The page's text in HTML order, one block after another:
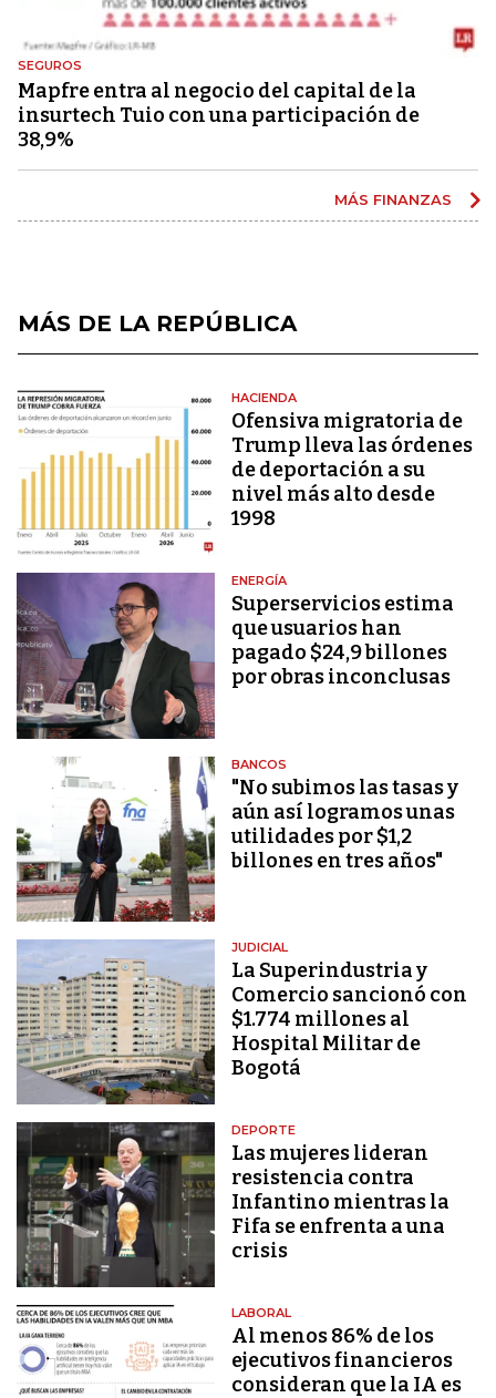
SEGUROS
Mapfre entra al negocio del capital de la
insurtech Tuio con una participación de
38,9%
MÁS FINANZAS
MÁS DE LA REPÚBLICA
HACIENDA
Ofensiva migratoria de
Trump lleva las órdenes
de deportación a su
nivel más alto desde
1998
ENERGÍA
Superservicios estima
que usuarios han
pagado $24,9 billones
por obras inconclusas
BANCOS
"No subimos las tasas y
aún así logramos unas
utilidades por $1,2
billones en tres años"
JUDICIAL
La Superindustria y
Comercio sancionó con
$1.774 millones al
Hospital Militar de
Bogotá
DEPORTE
Las mujeres lideran
resistencia contra
Infantino mientras la
Fifa se enfrenta a una
crisis
LABORAL
Al menos 86% de los
ejecutivos financieros
consideran que la IA es